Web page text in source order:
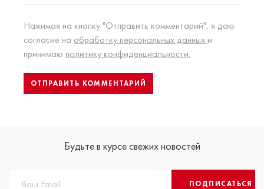
Нажимая на кнопку "Отправить комментарий", я даю
согласие на обработку персональных данных и
принимаю политику конфиденциальности.
Будьте в курсе свежих новостей
ПОДПИСАТЬСЯ